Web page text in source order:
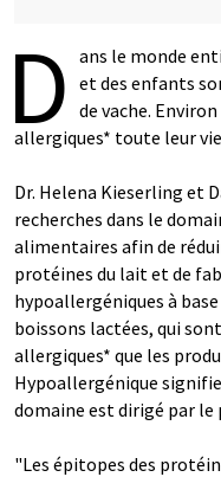
D ans le monde
et des enfants
de vache.
allergiques* toute leur
Dr. Helena Kieserling et
recherches dans le
alimentaires afin de
protéines du lait et de
hypoallergéniques à
boissons lactées, qui
allergiques* que les
Hypoallergénique
domaine est dirigé par le
"Les épitopes des